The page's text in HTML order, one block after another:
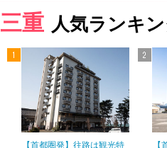
三重 人気ランキ
【首都圏発】往路は観光特